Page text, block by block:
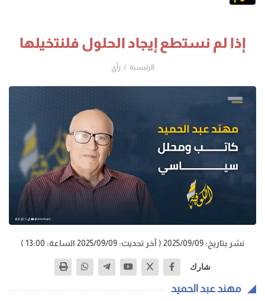
إذا لم نستطع إيجاد الحلول فلنتخيلها
الرئيسية رأي
نشر بتاريخ: 2025/09/09 ( آخر تحديث: 2025/09/09 الساعة: 13:00 )
شارك
مهند عبد الحميد